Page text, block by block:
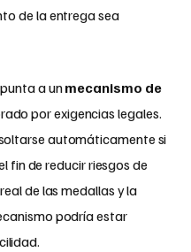
de la entrega sea
a unmecanismo de
por exigencias legales.
automáticamente si
fin de reducir riesgos de
de las medallas y la
podría estar